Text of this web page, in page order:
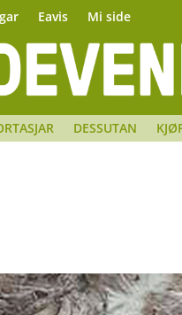
Eavis Mi side
DESSUTAN